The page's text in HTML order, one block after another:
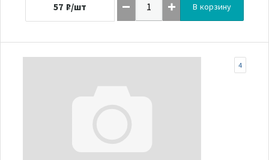
57 ₽/шт В корзину
4